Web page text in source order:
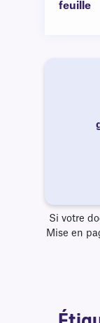
feuille
Si votre
Mise en